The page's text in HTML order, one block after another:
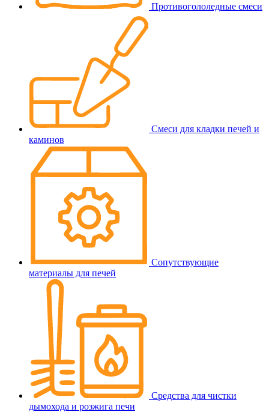
Противогололедные смеси
Смеси для кладки печей и
каминов
Сопутствующие
материалы для печей
Средства для чистки
дымохода и розжига печи